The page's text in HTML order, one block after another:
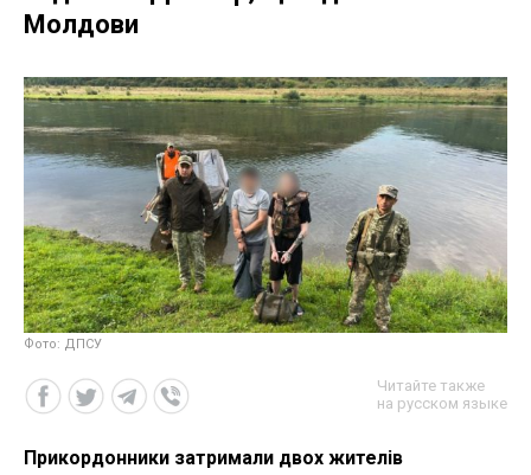
Молдови
Фото: ДПСУ
Читайте также
на русском языке
Прикордонники затримали двох жителів